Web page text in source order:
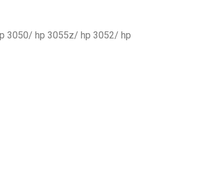
3050/ hp 3055z/ hp 3052/ hp